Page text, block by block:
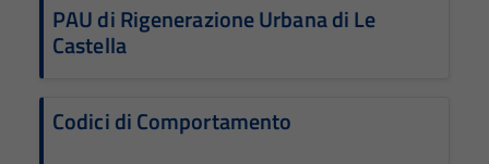
PAU di Rigenerazione Urbana di Le
Castella
Codici di Comportamento